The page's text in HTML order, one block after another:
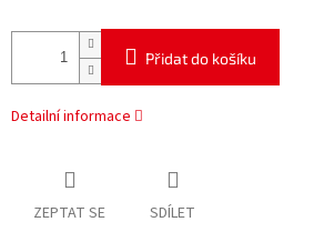
Přidat do košíku
Detailní informace
ZEPTAT SE SDÍLET